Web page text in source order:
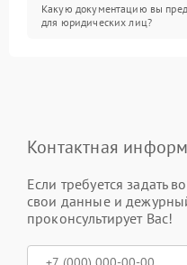
Какую документацию вы
для юридических лиц?
Контактная
Если требуется задать
свои данные и
проконсультирует Вас!